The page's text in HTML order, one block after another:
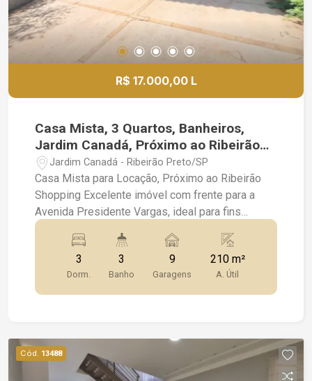
todo o suporte necessário para uma negociação
segura e tranquila. Entre em contato com a
Imovan Imobiliária e agende sua visita para
conhecer de perto esse belíssimo imóvel no
Condomínio Verona.R$ 17.000,00 L
Casa Mista, 3 Quartos, Banheiros,
Jardim Canadá, Próximo ao Ribeirão
Shopping
Jardim Canadá - Ribeirão Preto/SP
Casa Mista para Locação, Próximo ao Ribeirão
Shopping Excelente imóvel com frente para a
Avenida Presidente Vargas, ideal para fins
residenciais ou comerciais. Possui 3 quartos,
banheiros, recepção, cozinha, área de serviço,
quadra esportiva, quintal amplo, canil e ótima
iluminação. Conta ainda com 9 vagas de
estacionamento, oferecendo praticidade e
3
Dorm.
3
Banho
9
Garagens
210 m²
A. Útil
Cód. 13488